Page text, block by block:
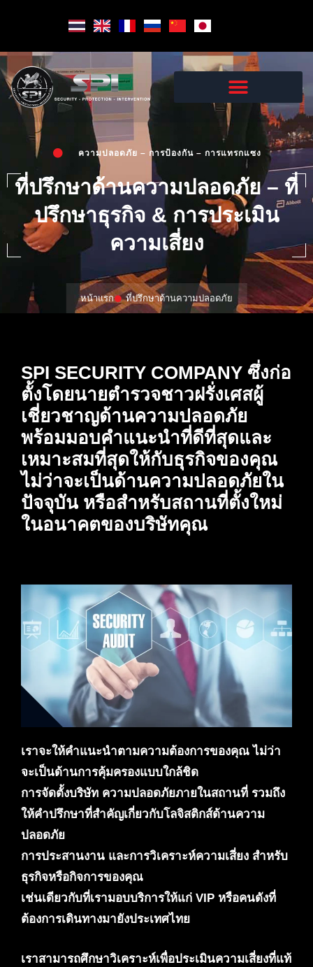
content
ความปลอดภัย – การป้องกัน – การแทรกแซง
ที่ปรึกษาด้านความปลอดภัย – ที่
ปรึกษาธุรกิจ & การประเมิน
ความเสี่ยง
หน้าแรก ที่ปรึกษาด้านความปลอดภัย
SPI SECURITY COMPANY ซึ่งก่อ
ตั้งโดยนายตำรวจชาวฝรั่งเศสผู้
เชี่ยวชาญด้านความปลอดภัย
พร้อมมอบคำแนะนำที่ดีที่สุดและ
เหมาะสมที่สุดให้กับธุรกิจของคุณ
ไม่ว่าจะเป็นด้านความปลอดภัยใน
ปัจจุบัน หรือสำหรับสถานที่ตั้งใหม่
ในอนาคตของบริษัทคุณ
เราจะให้คำแนะนำตามความต้องการของคุณ ไม่ว่า
จะเป็นด้านการคุ้มครองแบบใกล้ชิด
การจัดตั้งบริษัท ความปลอดภัยภายในสถานที่ รวมถึง
ให้คำปรึกษาที่สำคัญเกี่ยวกับโลจิสติกส์ด้านความ
ปลอดภัย
การประสานงาน และการวิเคราะห์ความเสี่ยง สำหรับ
ธุรกิจหรือกิจการของคุณ
เช่นเดียวกับที่เรามอบบริการให้แก่ VIP หรือคนดังที่
ต้องการเดินทางมายังประเทศไทย
เราสามารถศึกษาวิเคราะห์เพื่อประเมินความเสี่ยงที่แท้